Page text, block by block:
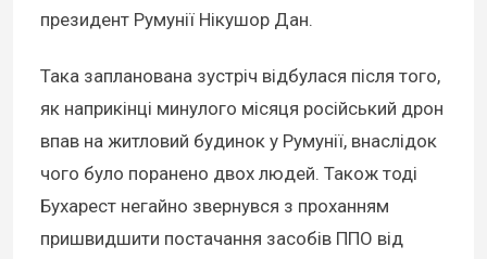
президент Румунії Нікушор Дан.
Така запланована зустріч відбулася після того,
як наприкінці минулого місяця російський дрон
впав на житловий будинок у Румунії, внаслідок
чого було поранено двох людей. Також тоді
Бухарест негайно звернувся з проханням
пришвидшити постачання засобів ППО від